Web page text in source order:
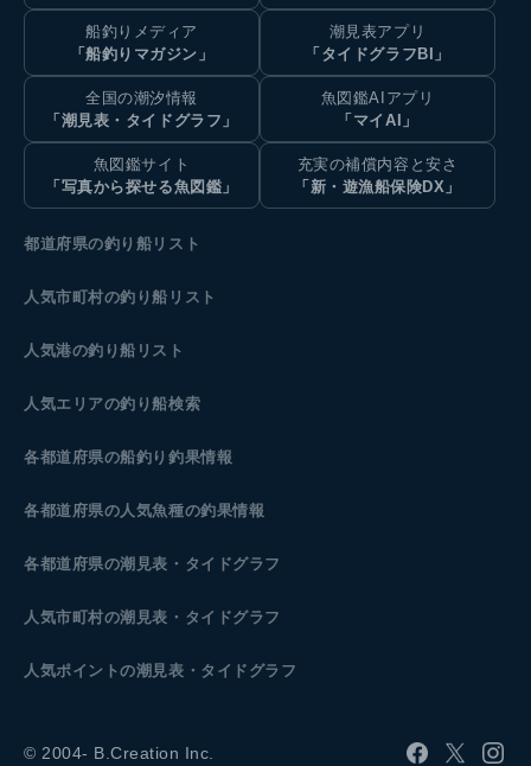
船釣りメディア
「船釣りマガジン」
潮見表アプリ
「タイドグラフBI」
全国の潮汐情報
「潮見表・タイドグラフ」
魚図鑑AIアプリ
「マイAI」
魚図鑑サイト
「写真から探せる魚図鑑」
充実の補償内容と安さ
「新・遊漁船保険DX」
都道府県の釣り船リスト
人気市町村の釣り船リスト
人気港の釣り船リスト
人気エリアの釣り船検索
各都道府県の船釣り釣果情報
各都道府県の人気魚種の釣果情報
各都道府県の潮見表 ・タイドグラフ
人気市町村の潮見表・タイドグラフ
人気ポイントの潮見表・タイドグラフ
© 2004- B.Creation Inc.